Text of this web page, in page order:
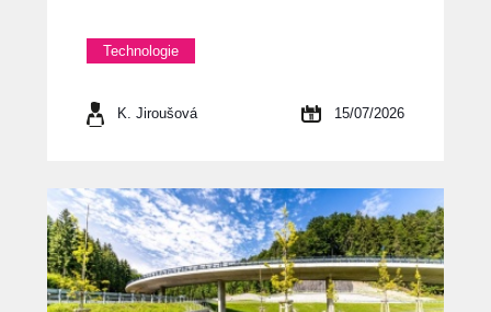
Technologie
K. Jiroušová 15/07/2026